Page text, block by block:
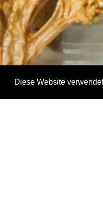
Diese Website